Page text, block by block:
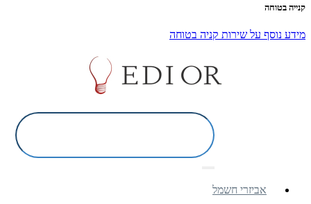
קנייה בטוחה
מידע נוסף על שירות קניה בטוחה
אביזרי חשמל